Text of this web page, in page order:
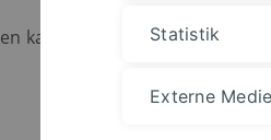
kann man nicht alleine
Statistik
Externe